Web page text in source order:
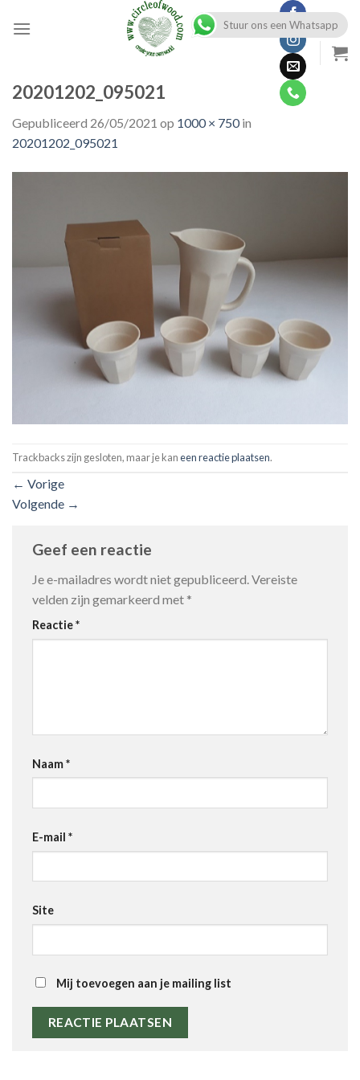
20201202_095021
Gepubliceerd 26/05/2021 op 1000 × 750in
20201202_095021
Trackbacks zijn gesloten, maar je kaneen reactie plaatsen.
← Vorige
Volgende →
Geef een reactie
Je e-mailadres wordt niet gepubliceerd.Vereiste
velden zijn gemarkeerd met *
Reactie*
Naam*
E-mail *
Site
Mij toevoegen aan je mailing list
Stuur ons een Whatsapp